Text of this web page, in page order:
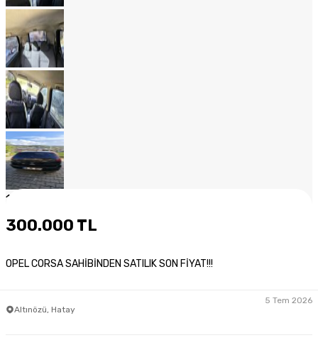
1
300.000 TL
OPEL CORSA SAHİBİNDEN SATILIK SON FİYAT!!!
Altınözü, Hatay
5 Tem 2026